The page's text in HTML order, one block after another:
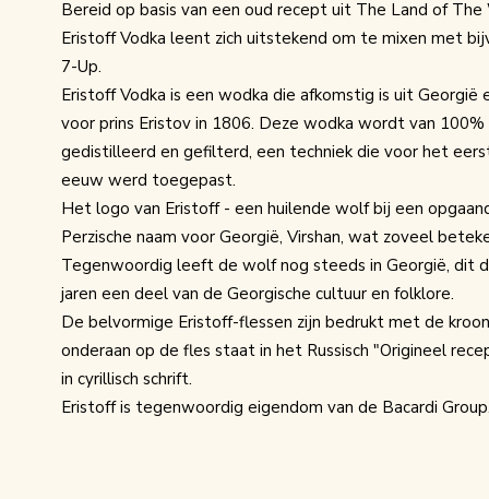
Bereid op basis van een oud recept uit The Land of
Eristoff Vodka leent zich uitstekend om te mixen met
7-Up.
Eristoff Vodka is een wodka die afkomstig is uit
voor prins Eristov in 1806. Deze wodka wordt van
gedistilleerd en gefilterd, een techniek die voor het
eeuw werd toegepast.
Het logo van Eristoff - een huilende wolf bij een
Perzische naam voor Georgië, Virshan, wat zoveel
Tegenwoordig leeft de wolf nog steeds in Georgië, dit
jaren een deel van de Georgische cultuur en folklore.
De belvormige Eristoff-flessen zijn bedrukt met de
onderaan op de fles staat in het Russisch "Origineel
in cyrillisch schrift.
Eristoff is tegenwoordig eigendom van de Bacardi